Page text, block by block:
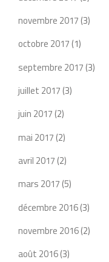
novembre 2017 (3)
octobre 2017 (1)
septembre 2017 (3)
juillet 2017 (3)
juin 2017 (2)
mai 2017 (2)
avril 2017 (2)
mars 2017 (5)
décembre 2016(3)
novembre 2016(2)
août 2016(3)